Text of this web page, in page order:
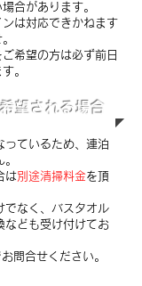
合があります。
は対応できかねます
希望の方は必ず前日
。
望される場合
ているため、 連泊
は別途清掃料金を頂
でなく、バスタオル
なども受け付けてお
問合せください。